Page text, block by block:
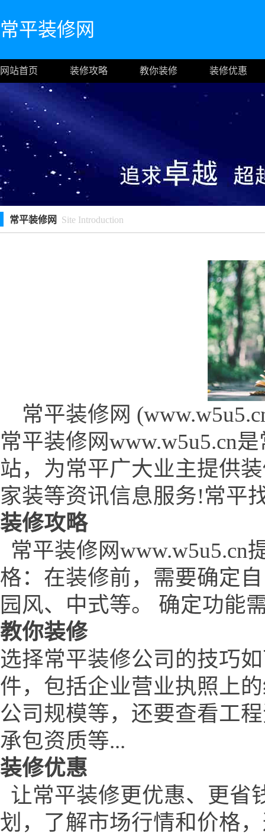
常平装修网
网站首页 装修攻略 教你装修 装修优惠
常平装修网 Site Introduction
常平装修网
常平装修网www.w5u5.cn
站，为常平广大业主提供
家装等资讯信息服务!常平
装修攻略
常平装修网www.w5u5.cn
格：在装修前，需要确定
园风、中式等。 确定功能
教你装修
选择常平装修公司的技巧
件，包括企业营业执照上
公司规模等，还要查看工
承包资质等...
装修优惠
让常平装修更优惠、更省
划，了解市场行情和价格